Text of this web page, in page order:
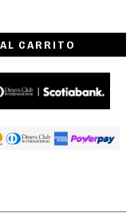
CARRITO